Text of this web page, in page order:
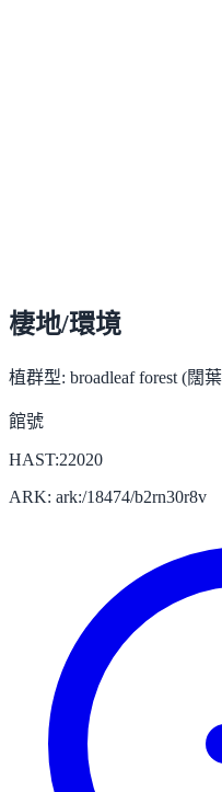
棲地/環境
植群型: broadleaf forest (闊
館號
HAST:22020
ARK: ark:/18474/b2rn30r8v